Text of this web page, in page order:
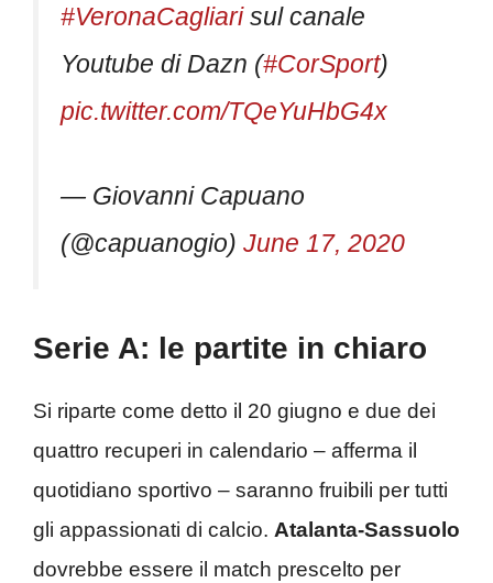
#VeronaCagliarisul canale
Youtube di Dazn (#CorSport)
pic.twitter.com/TQeYuHbG4x
— Giovanni Capuano
(@capuanogio) June 17, 2020
Serie A: le partite in chiaro
Si riparte come detto il 20 giugno e due dei
quattro recuperi in calendario – afferma il
quotidiano sportivo – saranno fruibili per tutti
gli appassionati di calcio. Atalanta-Sassuolo
dovrebbe essere il match prescelto per